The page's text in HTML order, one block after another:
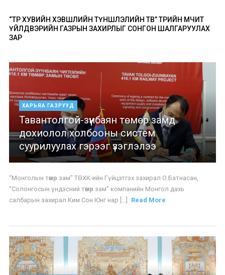
“ТӨР ХУВИЙН ХЭВШЛИЙН ТҮНШЛЭЛИЙН ТӨВ” ТӨРИЙН ӨМЧИТ
ҮЙЛДВЭРИЙН ГАЗРЫН ЗАХИРЛЫГ СОНГОН ШАЛГАРУУЛАХ
ЗАР
ХАРЬЯА ГАЗРУУД
Тавантолгой-зүүнбаян төмөр замд
дохиолол холбооны систем
суурилуулах гэрээг үзэглэлээ
“Монголын төмөр зам” ТӨХК-ийн Гүйцэтгэх захирал О.Батнасан,
“Солонгосын үндэсний төмөр зам” компанийн Монгол дахь
салбарын захирал Ким Сон Юнг нар [...]
Read More